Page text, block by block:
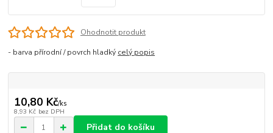
Ohodnotit produkt
- barva přírodní / povrch hladký celý popis
10,80 Kč/ks
8,93 Kč bez DPH
Přidat do košíku